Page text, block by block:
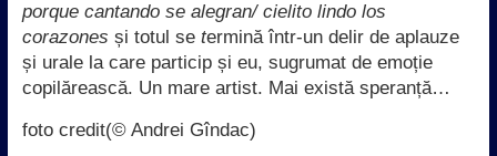
porque cantando se alegran/ cielito lindo los
corazones și totul setermină într-un delir de aplauze
și urale la care particip și eu, sugrumat de emoție
copilărească. Un mare artist. Mai există speranță…
foto credit(© Andrei Gîndac)